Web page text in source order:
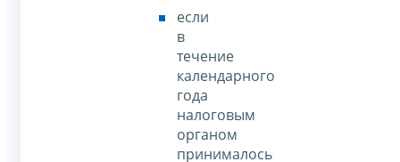
если
в
течение
календарного
года
налоговым
органом
принималось